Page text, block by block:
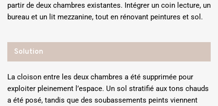
partir de deux chambres existantes. Intégrer un coin lecture, un
bureau et un lit mezzanine, tout en rénovant peintures et sol.
Solution
La cloison entre les deux chambres a été supprimée pour
exploiter pleinement l’espace. Un sol stratifié aux tons chauds
a été posé, tandis que des soubassements peints viennent